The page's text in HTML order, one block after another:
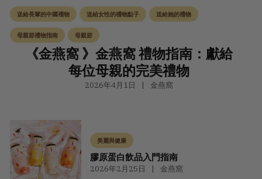
送給長輩的中國禮物 送給女性的禮物點子 送給她的禮物
母親節禮物指南 母親節
《金燕窩 》金燕窩 禮物指南：獻給
每位母親的完美禮物
2026年4月1日 金燕窩
美麗與健康
膠原蛋白飲品入門指南
2026年2月25日 金燕窩